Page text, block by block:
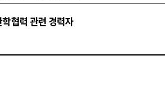
협력 관련 경력자